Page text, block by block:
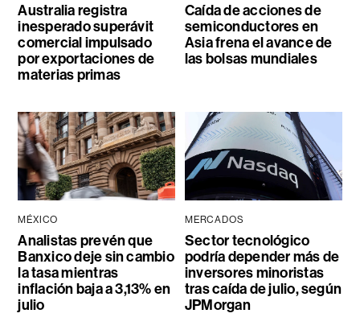
Australia registra
inesperado superávit
comercial impulsado
por exportaciones de
materias primas
Caída de acciones de
semiconductores en
Asia frena el avance de
las bolsas mundiales
MÉXICO
Analistas prevén que
Banxico deje sin cambio
la tasa mientras
inflación baja a 3,13% en
julio
MERCADOS
Sector tecnológico
podría depender más de
inversores minoristas
tras caída de julio, según
JPMorgan